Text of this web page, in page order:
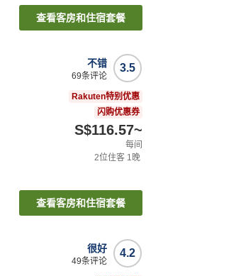
查看客房和住宿套餐
3.5
不错
69条评论
Rakuten特别优惠
闪购优惠券
S$116.57~
每间
2位住客 1晚
查看客房和住宿套餐
4.2
很好
49条评论